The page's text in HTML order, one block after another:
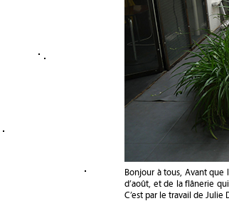
Bonjour à tous, Avant
d’août, et de la flânerie
C’est par le travail de